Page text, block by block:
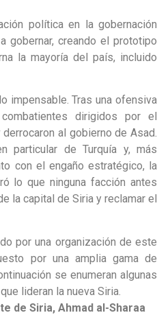
política en la gobernación
gobernar, creando el prototipo
la mayoría del país, incluido
impensable. Tras una ofensiva
dirigidos por el
derrocaron al gobierno de Asad.
particular de Turquía y, más
con el engaño estratégico, la
lo que ninguna facción antes
la capital de Siria y reclamar el
por una organización de este
por una amplia gama de
se enumeran algunas
lideran la nueva Siria.
de Siria, Ahmad al-Sharaa